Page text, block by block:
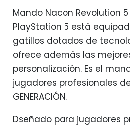
Mando Nacon Revolution
PlayStation 5 está
gatillos dotados de
ofrece además las
personalización. Es el
jugadores profesionales de
GENERACIÓN.
Dseñado para jugadores